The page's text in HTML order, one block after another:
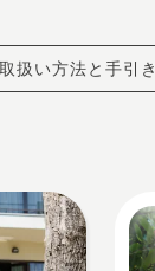
取扱い方法と手引き